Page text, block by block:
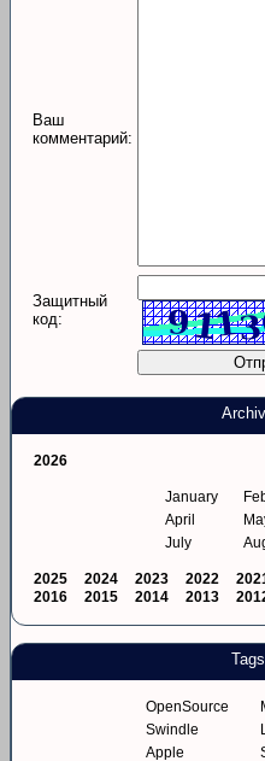
Ваш
комментарий:
Защитный
код:
2026
January
April
July
2025 2024 2023 2022
2016
2015 2014 2013
OpenSource
Swindle
Apple